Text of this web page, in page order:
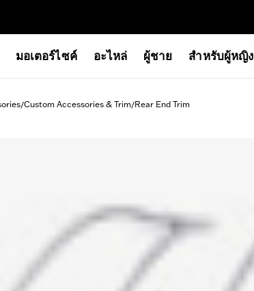
มอเตอร์ไซค์ อะไหล่ ผู้ชาย สำหรับผู้หญิง
/Custom Accessories & Trim/Rear End Trim